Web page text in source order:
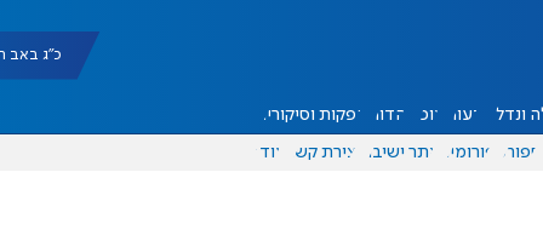
כ"ג באב תשפ"ו
ונדל"ן דעות אוכל יהדות הפקות וסיקורים
ספורט פורומים אתר ישיבה יצירת קשר עוד